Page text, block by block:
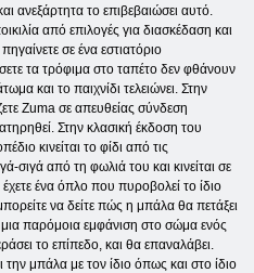
ανεξάρτητα το επιβεβαιώσει αυτό.
από επιλογές για διασκέδαση και
σε ένα εστιατόριο
τα τρόφιμα στο ταπέτο δεν φθάνουν
και το παιχνίδι τελειώνει. Στην
Zuma σε απευθείας σύνδεση
Στην κλασική έκδοση του
κινείται το φίδι από τις
σιγά από τη φωλιά του και κινείται σε
ένα όπλο που πυροβολεί το ίδιο
να δείτε πώς η μπάλα θα πετάξει
παρόμοια εμφάνιση στο σώμα ενός
το επίπεδο, και θα επαναλάβει.
μπάλα με τον ίδιο όπως και στο ίδιο